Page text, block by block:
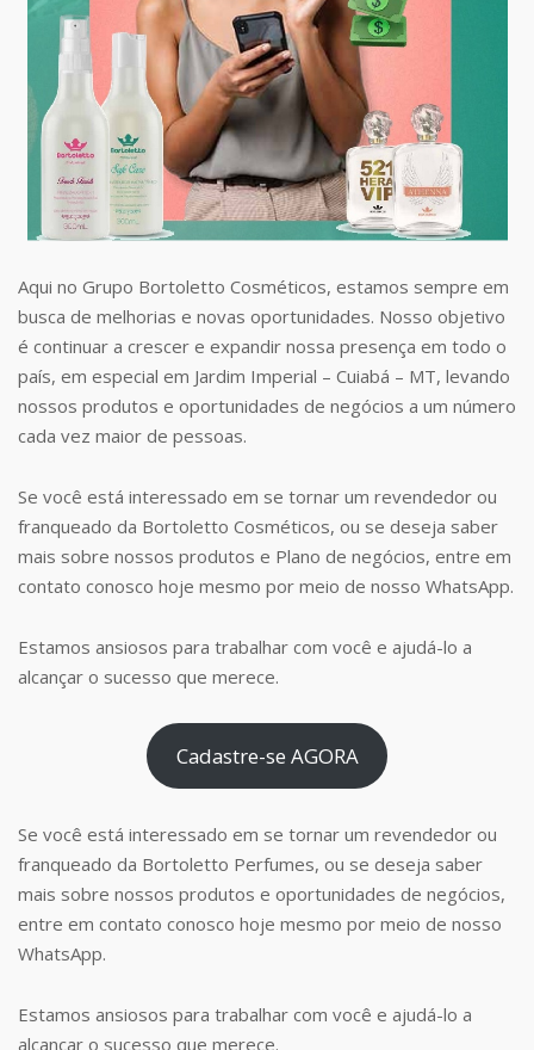
Aqui no Grupo Bortoletto Cosméticos, estamos sempre em
busca de melhorias e novas oportunidades. Nosso objetivo
é continuar a crescer e expandir nossa presença em todo o
país, em especial em Jardim Imperial – Cuiabá – MT, levando
nossos produtos e oportunidades de negócios a um número
cada vez maior de pessoas.
Se você está interessado em se tornar um revendedor ou
franqueado da Bortoletto Cosméticos, ou se deseja saber
mais sobre nossos produtos e Plano de negócios, entre em
contato conosco hoje mesmo por meio de nosso WhatsApp.
Estamos ansiosos para trabalhar com você e ajudá-lo a
alcançar o sucesso que merece.
Cadastre-se AGORA
Se você está interessado em se tornar um revendedor ou
franqueado da Bortoletto Perfumes, ou se deseja saber
mais sobre nossos produtos e oportunidades de negócios,
entre em contato conosco hoje mesmo por meio de nosso
WhatsApp.
Estamos ansiosos para trabalhar com você e ajudá-lo a
alcançar o sucesso que merece.